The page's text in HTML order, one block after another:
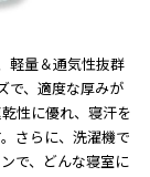
軽量＆通気性抜群
で、適度な厚みが
性に優れ、寝汗を
さらに、洗濯機で
で、どんな寝室に